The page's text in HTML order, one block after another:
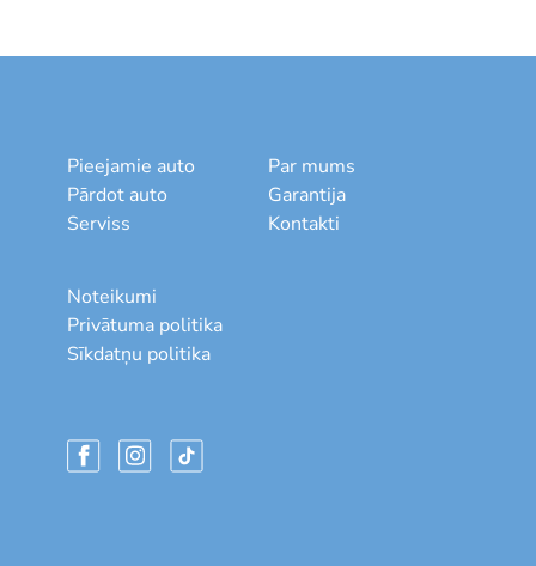
Pieejamie auto
Pārdot auto
Serviss
Par mums
Garantija
Kontakti
Noteikumi
Privātuma politika
Sīkdatņu politika